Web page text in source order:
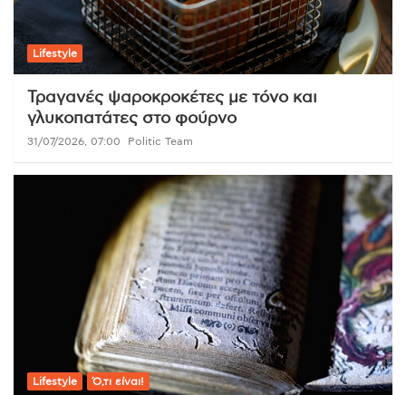
Lifestyle
Τραγανές ψαροκροκέτες με τόνο και
γλυκοπατάτες στο φούρνο
31/07/2026, 07:00 Politic Team
Lifestyle Ό,τι είναι!